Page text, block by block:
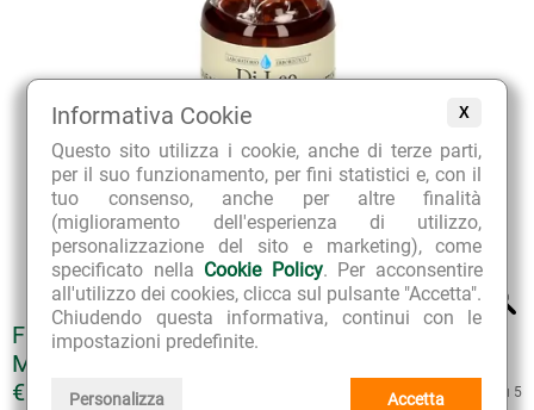
X
Informativa Cookie
Questo sito utilizza i cookie, anche di terze parti,
per il suo funzionamento, per fini statistici e, con il
tuo consenso, anche per altre finalità
(miglioramento dell'esperienza di utilizzo,
personalizzazione del sito e marketing), come
specificato nella Cookie Policy. Per acconsentire
all'utilizzo dei cookies, clicca sul pulsante "Accetta".
Chiudendo questa informativa, continui con le
impostazioni predefinite.
Personalizza Accetta
FIORI DI BACH ESTRATTO FLOREALE 21
MUSTARD
€ 11.80
5 su 5